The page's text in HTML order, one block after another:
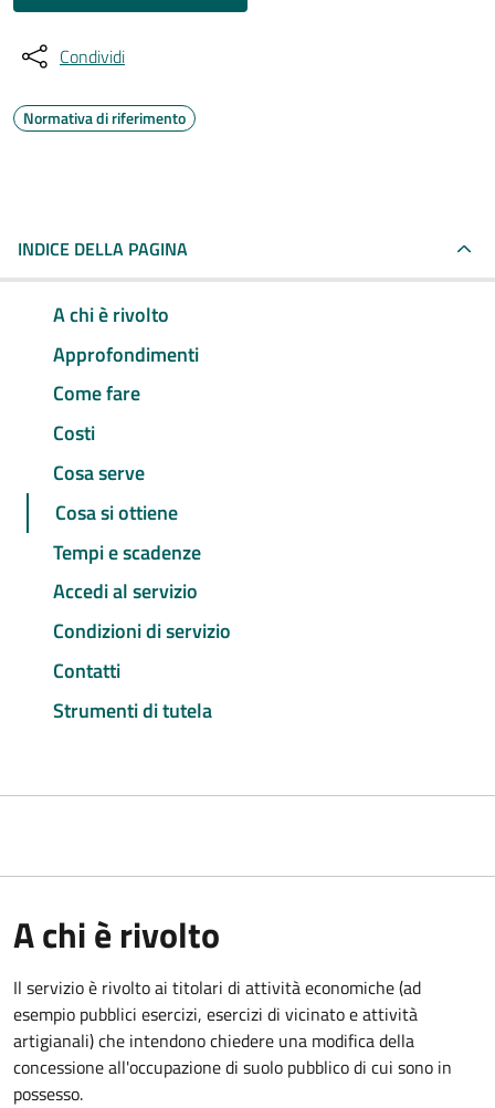
Condividi
Normativa di riferimento
INDICE DELLA PAGINA
A chi è rivolto
Approfondimenti
Come fare
Costi
Cosa serve
Cosa si ottiene
Tempi e scadenze
Accedi al servizio
Condizioni di servizio
Contatti
Strumenti di tutela
A chi è rivolto
Il servizio è rivolto ai titolari di attività economiche (ad
esempio pubblici esercizi, esercizi di vicinato e attività
artigianali) che intendono chiedere una modifica della
concessione all'occupazione di suolo pubblico di cui sono in
possesso.